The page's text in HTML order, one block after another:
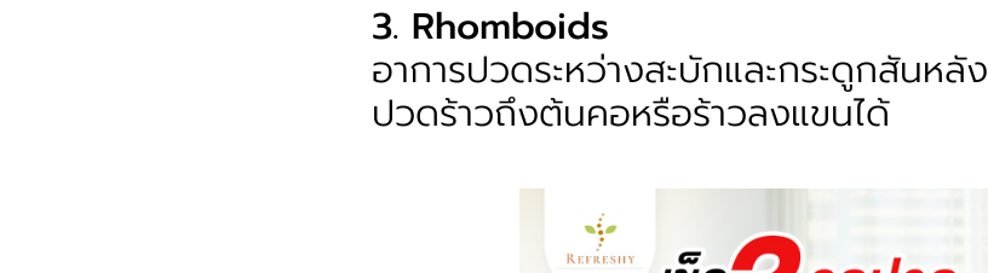
3. Rhomboids
อาการปวดระหว่างสะบักและกระดูกสันหลัง
ปวดร้าวถึงต้นคอหรือร้าวลงแขนได้